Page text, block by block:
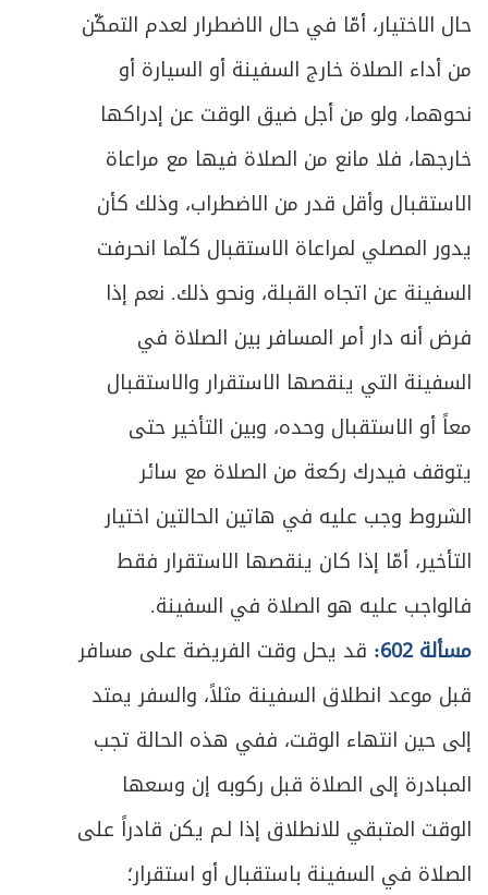
حال الاختيار، أمّا في حال الاضطرار لعدم التمكّن
من أداء الصلاة خارج السفينة أو السيارة أو
نحوهما، ولو من أجل ضيق الوقت عن إدراكها
خارجها، فلا مانع من الصلاة فيها مع مراعاة
الاستقبال وأقل قدر من الاضطراب، وذلك كأن
يدور المصلي لمراعاة الاستقبال كلّما انحرفت
السفينة عن اتجاه القبلة، ونحو ذلك. نعم إذا
فرض أنه دار أمر المسافر بين الصلاة في
السفينة التي ينقصها الاستقرار والاستقبال
معاً أو الاستقبال وحده، وبين التأخير حتى
يتوقف فيدرك ركعة من الصلاة مع سائر
الشروط وجب عليه في هاتين الحالتين اختيار
التأخير، أمّا إذا كان ينقصها الاستقرار فقط
فالواجب عليه هو الصلاة في السفينة.
مسألة 602:
قد يحل وقت الفريضة على مسافر
قبل موعد انطلاق السفينة مثلاً، والسفر يمتد
إلى حين انتهاء الوقت، ففي هذه الحالة تجب
المبادرة إلى الصلاة قبل ركوبه إن وسعها
الوقت المتبقي للانطلاق إذا لـم يكن قادراً على
الصلاة في السفينة باستقبال أو استقرار؛